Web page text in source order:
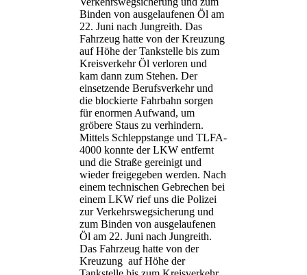
Binden von ausgelaufenen Öl am
22. Juni nach Jungreith. Das
Fahrzeug hatte von der Kreuzung
auf Höhe der Tankstelle bis zum
Kreisverkehr Öl verloren und
kam dann zum Stehen. Der
einsetzende Berufsverkehr und
die blockierte Fahrbahn sorgen
für enormen Aufwand, um
gröbere Staus zu verhindern.
Mittels Schleppstange und TLFA-
4000 konnte der LKW entfernt
und die Straße gereinigt und
wieder freigegeben werden. Nach
einem technischen Gebrechen bei
einem LKW rief uns die Polizei
zur Verkehrswegsicherung und
zum Binden von ausgelaufenen
Öl am 22. Juni nach Jungreith.
Das Fahrzeug hatte von der
Kreuzung auf Höhe der